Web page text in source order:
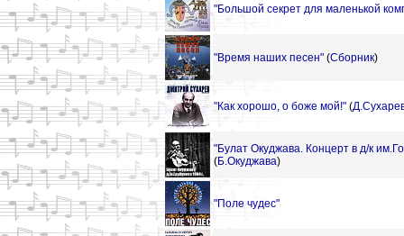
"Большой секрет для маленькой
"Время наших песен" (Сборник)
"Как хорошо, о боже мой!" (
"Булат Окуджава. Концерт в д/к
(Б.Окуджава)
"Поле чудес"